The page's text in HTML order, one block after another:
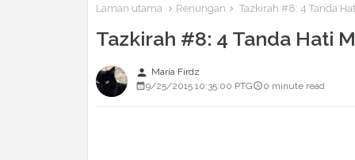
Laman utama Renungan Tazkirah #8: 4 Tanda
Tazkirah #8: 4 Tanda Hati
person Maria Firdz
9/25/2015 10:35:00 PTG
0 minute read